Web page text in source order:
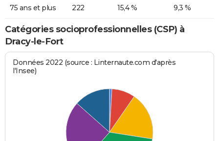
75 ans et plus 222 15,4 % 9,3 %
Catégories socioprofessionnelles (CSP) à
Dracy-le-Fort
Données 2022 (source : Linternaute.com d'après
l'Insee)